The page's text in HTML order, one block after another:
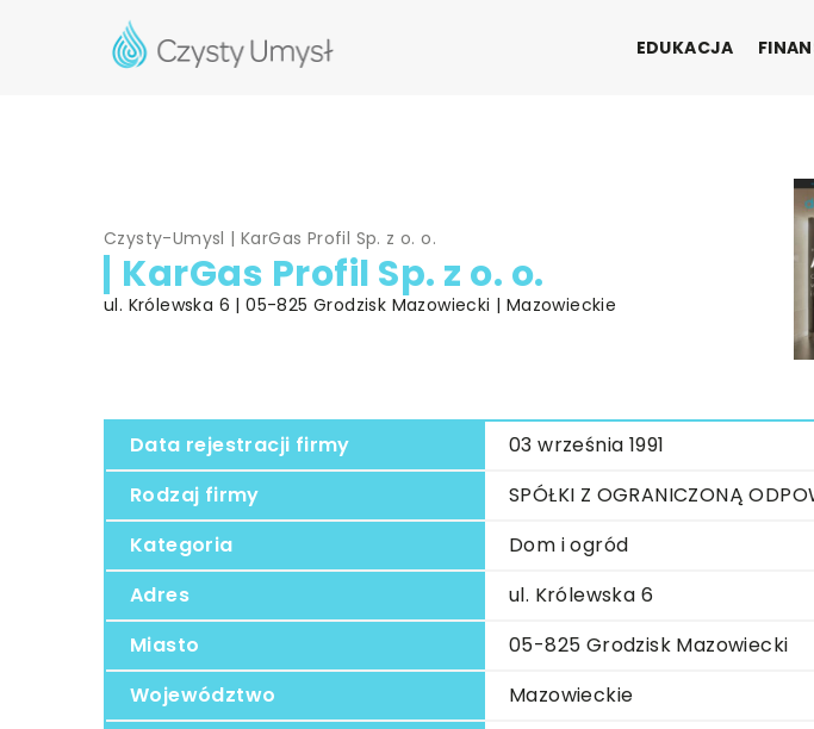
EDUKACJA
Czysty-Umysl |KarGas Profil Sp. z o. o.
KarGas Profil Sp. z o. o.
ul. Królewska 6 | 05-825 Grodzisk Mazowiecki | Mazowieckie
Data rejestracji firmy
03 września 1991
Rodzaj firmy
SPÓŁKI Z OGRANICZONĄ
Kategoria
Dom i ogród
Adres
ul. Królewska 6
Miasto
05-825 Grodzisk Mazowiecki
Województwo
Mazowieckie